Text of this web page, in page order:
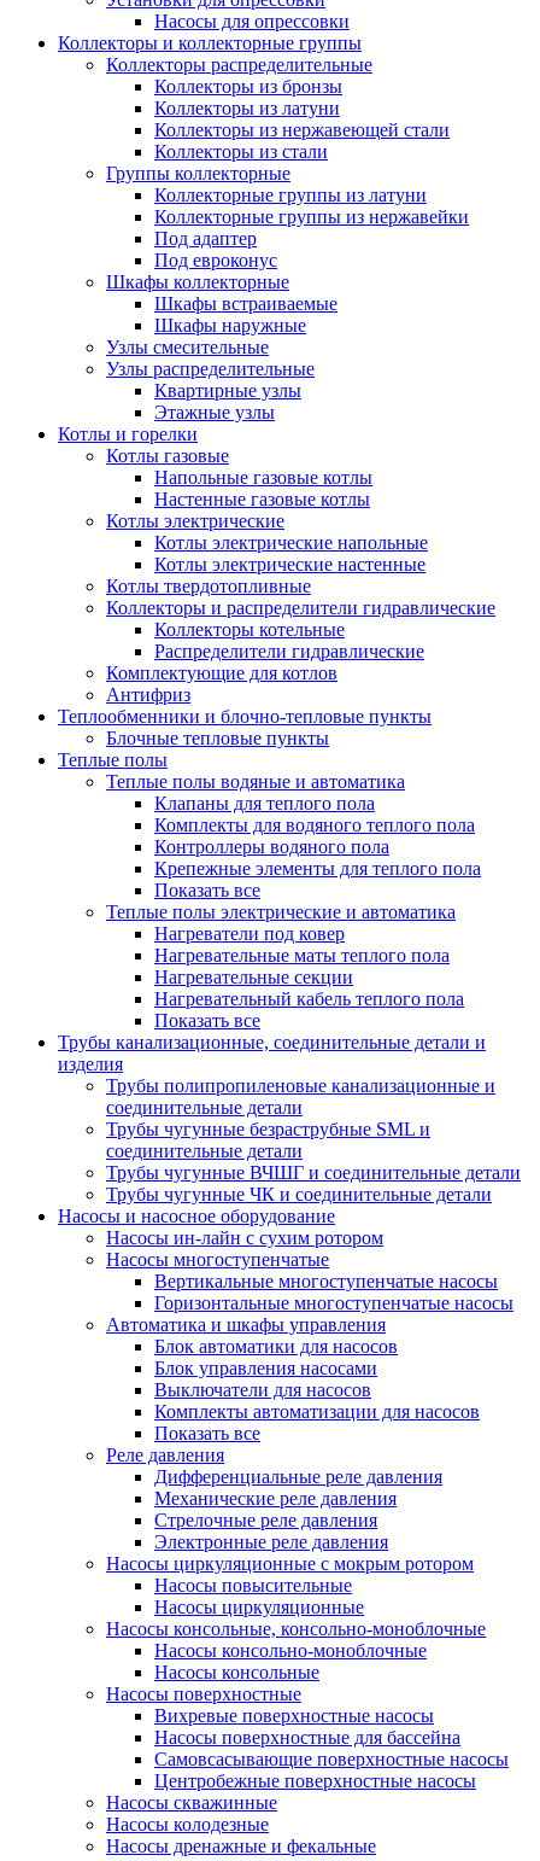
Насосы для опрессовки
Коллекторы и коллекторные группы
Коллекторы распределительные
Коллекторы из бронзы
Коллекторы из латуни
Коллекторы из нержавеющей стали
Коллекторы из стали
Группы коллекторные
Коллекторные группы из латуни
Коллекторные группы из нержавейки
Под адаптер
Под евроконус
Шкафы коллекторные
Шкафы встраиваемые
Шкафы наружные
Узлы смесительные
Узлы распределительные
Квартирные узлы
Этажные узлы
Котлы и горелки
Котлы газовые
Напольные газовые котлы
Настенные газовые котлы
Котлы электрические
Котлы электрические напольные
Котлы электрические настенные
Котлы твердотопливные
Коллекторы и распределители гидравлические
Коллекторы котельные
Распределители гидравлические
Комплектующие для котлов
Антифриз
Теплообменники и блочно-тепловые пункты
Блочные тепловые пункты
Теплые полы
Теплые полы водяные и автоматика
Клапаны для теплого пола
Комплекты для водяного теплого пола
Контроллеры водяного пола
Крепежные элементы для теплого пола
Показать все
Теплые полы электрические и автоматика
Нагреватели под ковер
Нагревательные маты теплого пола
Нагревательные секции
Нагревательный кабель теплого пола
Показать все
Трубы канализационные, соединительные детали и
изделия
Трубы полипропиленовые канализационные и
соединительные детали
Трубы чугунные безраструбные SML и
соединительные детали
Трубы чугунные ВЧШГ и соединительные детали
Трубы чугунные ЧК и соединительные детали
Насосы и насосное оборудование
Насосы ин-лайн с сухим ротором
Насосы многоступенчатые
Вертикальные многоступенчатые насосы
Горизонтальные многоступенчатые насосы
Автоматика и шкафы управления
Блок автоматики для насосов
Блок управления насосами
Выключатели для насосов
Комплекты автоматизации для насосов
Показать все
Реле давления
Дифференциальные реле давления
Механические реле давления
Стрелочные реле давления
Электронные реле давления
Насосы циркуляционные с мокрым ротором
Насосы повысительные
Насосы циркуляционные
Насосы консольные, консольно-моноблочные
Насосы консольно-моноблочные
Насосы консольные
Насосы поверхностные
Вихревые поверхностные насосы
Насосы поверхностные для бассейна
Самовсасывающие поверхностные насосы
Центробежные поверхностные насосы
Насосы скважинные
Насосы колодезные
Насосы дренажные и фекальные